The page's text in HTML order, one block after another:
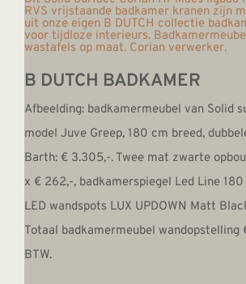
B DUTCH BADKAMER
Afbeelding: badkamermeubel van Solid
model Juve Greep, 180 cm breed,
Barth: € 3.305,-. Twee mat zwarte
x € 262,-, badkamerspiegel Led Line
LED wandspots LUX UPDOWN Matt
Totaal badkamermeubel wandopstelling
BTW.